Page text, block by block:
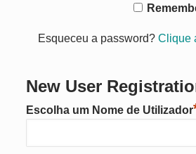
Esqueceu a password? Clique
New User
Escolha um Nome de Utilizador